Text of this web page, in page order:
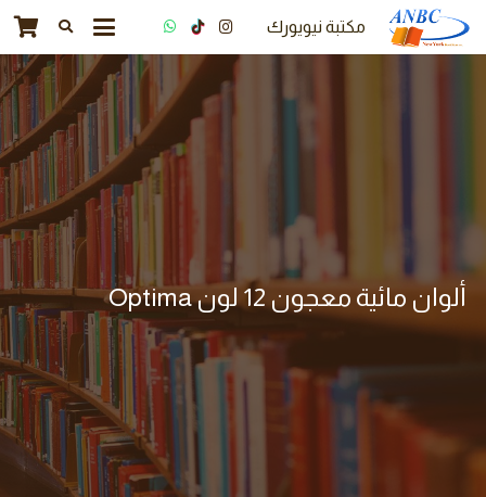
مكتبة نيويورك
ألوان مائية معجون 12 لون Optima